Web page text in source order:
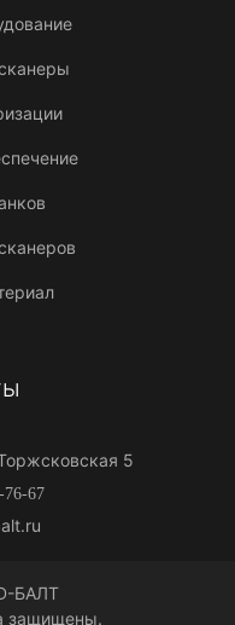
5
67
БАЛТ
защищены.